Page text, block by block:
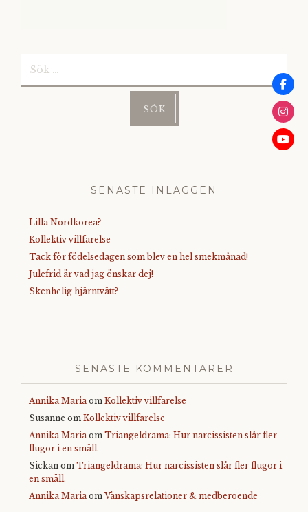
SENASTE INLÄGGEN
Lilla Nordkorea?
Kollektiv villfarelse
Tack för födelsedagen som blev en hel smekmånad!
Julefrid är vad jag önskar dej!
Skenhelig hjärntvätt?
SENASTE KOMMENTARER
Annika Maria om Kollektiv villfarelse
Susanne om Kollektiv villfarelse
Annika Maria om Triangeldrama: Hur narcissisten slår fler
flugor i en smäll.
Sickan om Triangeldrama: Hur narcissisten slår fler flugor i
en smäll.
Annika Maria omVänskapsrelationer & medberoende